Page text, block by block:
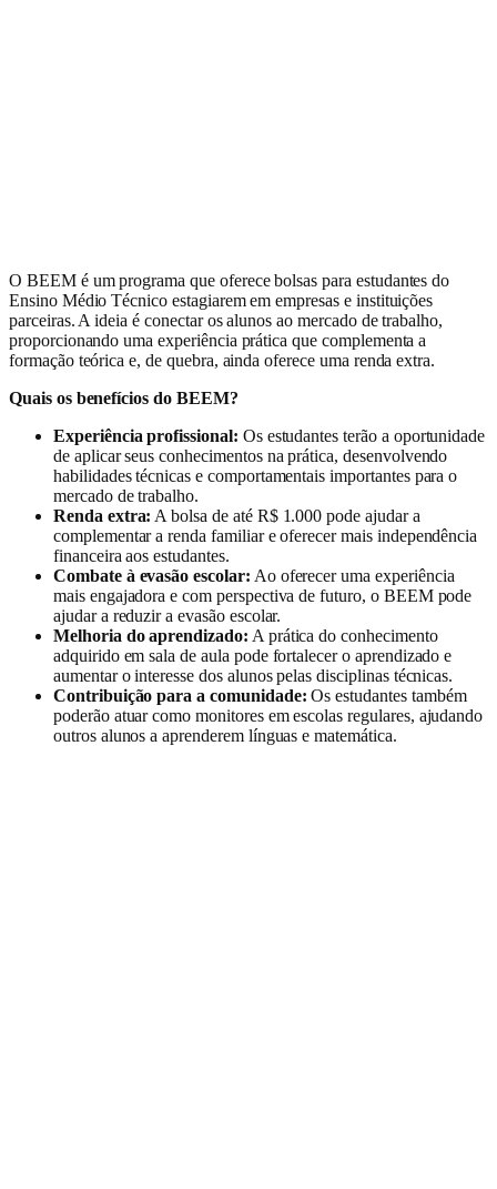
O BEEM é um programa que oferece bolsas para estudantes do
Ensino Médio Técnico estagiarem em empresas e instituições
parceiras. A ideia é conectar os alunos ao mercado de trabalho,
proporcionando uma experiência prática que complementa a
formação teórica e, de quebra, ainda oferece uma renda extra.
Quais os benefícios do BEEM?
Experiência profissional: Os estudantes terão a oportunidade
de aplicar seus conhecimentos na prática, desenvolvendo
habilidades técnicas e comportamentais importantes para o
mercado de trabalho.
Renda extra: A bolsa de até R$ 1.000 pode ajudar a
complementar a renda familiar e oferecer mais independência
financeira aos estudantes.
Combate à evasão escolar: Ao oferecer uma experiência
mais engajadora e com perspectiva de futuro, o BEEM pode
ajudar a reduzir a evasão escolar.
Melhoria do aprendizado: A prática do conhecimento
adquirido em sala de aula pode fortalecer o aprendizado e
aumentar o interesse dos alunos pelas disciplinas técnicas.
Contribuição para a comunidade: Os estudantes também
poderão atuar como monitores em escolas regulares, ajudando
outros alunos a aprenderem línguas e matemática.